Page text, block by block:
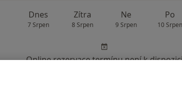
Dnes
7 Srpen
Zítra
8 Srpen
Ne
9 Srpen
Po
10 Srpen
Online rezervace termínu není k